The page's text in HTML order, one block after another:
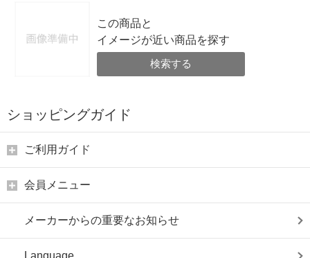
この商品と
イメージが近い商品を探す
検索する
ショッピングガイド
ご利用ガイド
会員メニュー
メーカーからの重要なお知らせ
Language